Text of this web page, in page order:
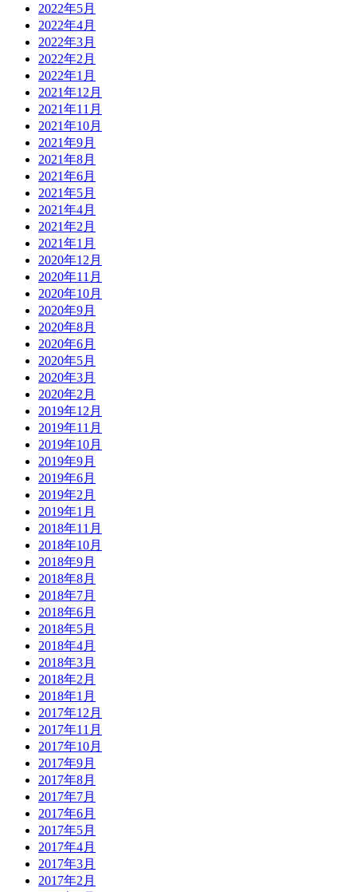
2022年5月
2022年4月
2022年3月
2022年2月
2022年1月
2021年12月
2021年11月
2021年10月
2021年9月
2021年8月
2021年6月
2021年5月
2021年4月
2021年2月
2021年1月
2020年12月
2020年11月
2020年10月
2020年9月
2020年8月
2020年6月
2020年5月
2020年3月
2020年2月
2019年12月
2019年11月
2019年10月
2019年9月
2019年6月
2019年2月
2019年1月
2018年11月
2018年10月
2018年9月
2018年8月
2018年7月
2018年6月
2018年5月
2018年4月
2018年3月
2018年2月
2018年1月
2017年12月
2017年11月
2017年10月
2017年9月
2017年8月
2017年7月
2017年6月
2017年5月
2017年4月
2017年3月
2017年2月